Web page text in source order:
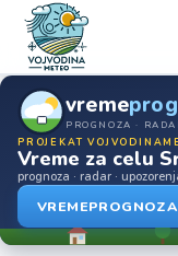
vreme
PROGNOZA ·
PROJEKAT
Vreme za celu
prognoza · radar ·